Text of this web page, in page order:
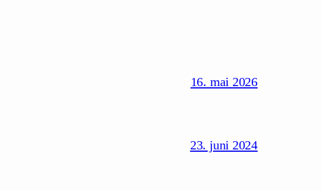
16. mai 2026
23. juni 2024